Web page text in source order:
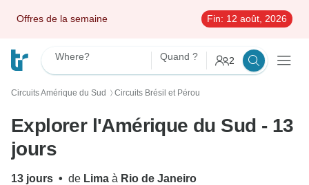
Offres de la semaine Fin: 12 août, 2026
Where? Quand ? 2
Circuits Amérique du Sud 〉 Circuits Brésil et Pérou
Explorer l'Amérique du Sud - 13
jours
13 jours • de Lima à Rio de Janeiro